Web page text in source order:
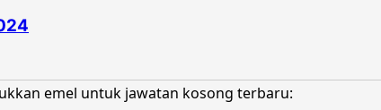
emel untuk jawatan kosong terbaru: